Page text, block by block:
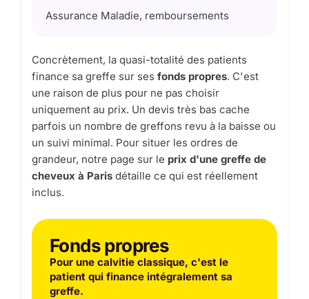
Assurance Maladie, remboursements
Concrètement, la quasi-totalité des patients
finance sa greffe sur ses fonds propres. C'est
une raison de plus pour ne pas choisir
uniquement au prix. Un devis très bas cache
parfois un nombre de greffons revu à la baisse ou
un suivi minimal. Pour situer les ordres de
grandeur, notre page sur le prix d'une greffe de
cheveux à Paris détaille ce qui est réellement
inclus.
Fonds propres
Pour une calvitie classique, c'est le
patient qui finance intégralement sa
greffe.